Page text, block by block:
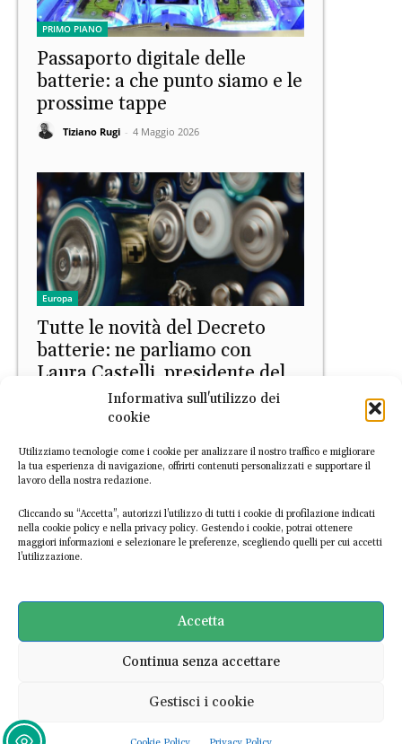
Informativa sull'utilizzo dei
cookie
Utilizziamo tecnologie come i cookie per analizzare il nostro traffico e migliorare
la tua esperienza di navigazione, offrirti contenuti personalizzati e supportare il
lavoro della nostra redazione.
Cliccando su “Accetta”, autorizzi l’utilizzo di tutti i cookie di profilazione indicati
nella cookie policy e nella privacy policy. Gestendo i cookie, potrai ottenere
maggiori informazioni e selezionare le preferenze, scegliendo quelli per cui accetti
l’utilizzazione.
Accetta
Continua senza accettare
Gestisci i cookie
PRIMO PIANO
Passaporto digitale delle
batterie: a che punto siamo e le
prossime tappe
Tiziano Rugi - 4 Maggio 2026
Europa
Tutte le novità del Decreto
batterie: ne parliamo con
Laura Castelli, presidente del
Centro di coordinamento
Daniele Di Stefano
Decreto batterie, ecco cosa
cambia
EconomiaCircolare.com - 11 Marzo 2026